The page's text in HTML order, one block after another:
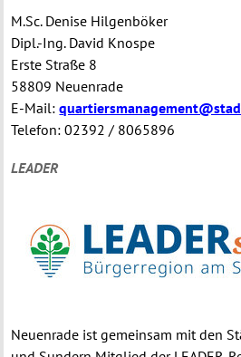
M.Sc. Denise Hilgenböker
Dipl.-Ing. David Knospe
Erste Straße 8
58809 Neuenrade
E-Mail:
Telefon: 02392 / 8065896
LEADER
Neuenrade ist gemeinsam mit den